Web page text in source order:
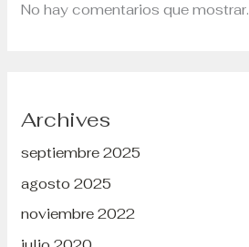
No hay comentarios que mostrar.
Archives
septiembre 2025
agosto 2025
noviembre 2022